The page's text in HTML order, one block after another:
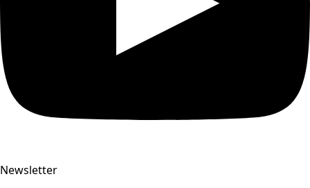
Newsletter